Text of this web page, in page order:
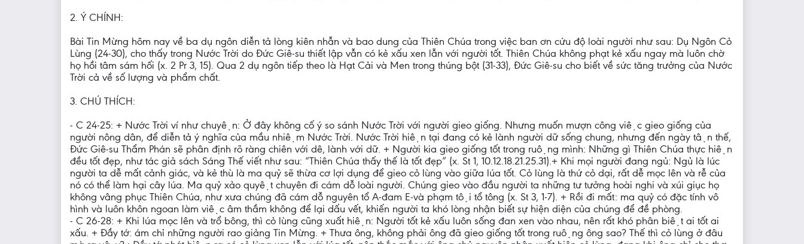
2. Ý CHÍNH:
Bài Tin Mừng hôm nay về ba dụ ngôn diễn tả lòng kiên nhẫn và bao dung của Thiên Chúa trong việc ban ơn cứu độ loài người như sau: Dụ Ngôn Cỏ
Lùng (24-30), cho thấy trong Nước Trời do Đức Giê-su thiết lập vẫn có kẻ xấu xen lẫn với người tốt. Thiên Chúa không phạt kẻ xấu ngay mà luôn chờ
họ hồi tâm sám hối (x. 2 Pr 3, 15). Qua 2 dụ ngôn tiếp theo là Hạt Cải và Men trong thúng bột (31-33), Đức Giê-su cho biết về sức tăng trưởng của Nước
Trời cả về số lượng và phẩm chất.
3. CHÚ THÍCH:
- C 24-25: + Nước Trời ví như chuyện: Ở đây không cố ý so sánh Nước Trời với người gieo giống. Nhưng muốn mượn công việc gieo giống của
người nông dân, để diễn tả ý nghĩa của mầu nhiệm Nước Trời. Nước Trời hiện tại đang có kẻ lành người dữ sống chung, nhưng đến ngày tận thế,
Đức Giê-su Thẩm Phán sẽ phân định rõ ràng chiên với dê, lành với dữ. + Người kia gieo giống tốt trong ruộng mình: Những gì Thiên Chúa thực hiện
đều tốt đẹp, như tác giả sách Sáng Thế viết như sau: “Thiên Chúa thấy thế là tốt đẹp” (x. St 1, 10.12.18.21.25.31).+ Khi mọi người đang ngủ: Ngủ là lúc
người ta dễ mất cảnh giác, và kẻ thù là ma quỷ sẽ thừa cơ lợi dụng để gieo cỏ lùng vào giữa lúa tốt. Cỏ lùng là thứ cỏ dại, rất dễ mọc lên và rễ của
nó có thể làm hại cây lúa. Ma quỷ xảo quyệt chuyên đi cám dỗ loài người. Chúng gieo vào đầu người ta những tư tưởng hoài nghi và xúi giục họ
không vâng phục Thiên Chúa, như xưa chúng đã cám dỗ nguyên tổ A-đam E-và phạm tội tổ tông (x. St 3, 1-7). + Rồi đi mất: ma quỷ có đặc tính vô
hình và luôn khôn ngoan làm việc âm thầm không để lại dấu vết, khiến người ta khó lòng nhận biết sự hiện diện của chúng để đề phòng.
- C 26-28: + Khi lúa mọc lên và trổ bông, thì cỏ lùng cũng xuất hiện: Người tốt kẻ xấu luôn sống đan xen vào nhau, nên rất khó phân biệt ai tốt ai
xấu. + Đầy tớ: ám chỉ những người rao giảng Tin Mừng. + Thưa ông, không phải ông đã gieo giống tốt trong ruộng ông sao? Thế thì cỏ lùng ở đâu